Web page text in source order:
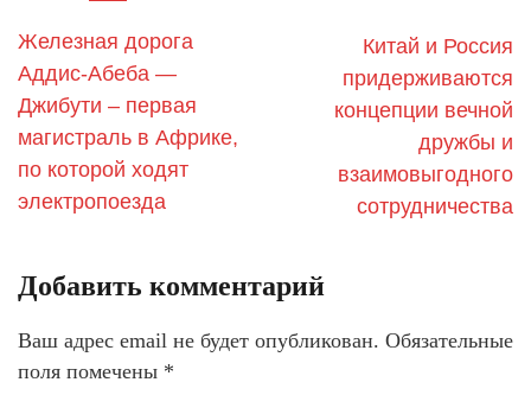
Железная дорога
Аддис-Абеба —
Джибути – первая
магистраль в Африке,
по которой ходят
электропоезда
Китай и Россия
придерживаются
концепции вечной
дружбы и
взаимовыгодного
сотрудничества
Добавить комментарий
Ваш адрес email не будет опубликован. Обязательные
поля помечены *